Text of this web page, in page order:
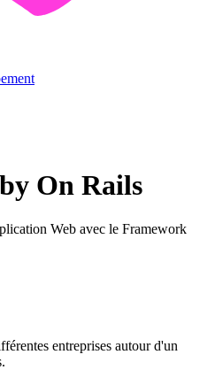
On Rails
Web avec le Framework
entreprises autour d'un